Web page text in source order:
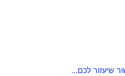
שיעזור לכם…